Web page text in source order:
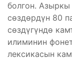
болгон.
сөздөрдүн 80
сөздүгүндө
илиминин
лексикасын